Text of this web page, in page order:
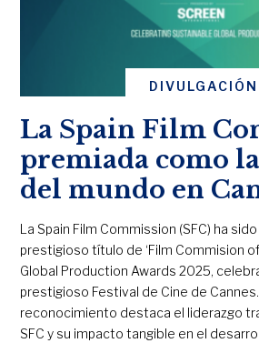
DIVULGACIÓN
La Spain Film
premiada como
del mundo en
La Spain Film Commission (SFC) ha
prestigioso título de ‘Film Commision
Global Production Awards 2025,
prestigioso Festival de Cine de
reconocimiento destaca el liderazgo
SFC y su impacto tangible en el